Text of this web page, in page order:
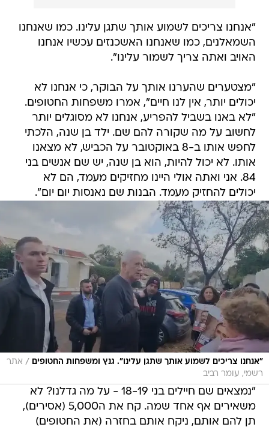
"אנחנו צריכים לשמוע אותך שתגן עלינו. כמו שאנחנו
השמאלנים, כמו שאנחנו האשכנזים עכשיו אנחנו
האויב ואתה צריך לשמור עלינו".
"מצטערים שהערנו אותך על הבוקר, כי אנחנו לא
יכולים יותר, אין לנו חיים", אמרו משפחות החטופים.
"לא באנו בשביל להפריע, אנחנו לא מסוגלים יותר
לחשוב על מה שקורה להם שם. ילד בן שנה, הלכתי
לחפש אותו ב-8 באוקטובר על הכביש, לא מצאנו
אותו. לא יכול להיות, הוא בן שנה, יש שם אנשים בני
84. אני ואתה אולי היינו מחזיקים מעמד, הם לא
יכולים להחזיק מעמד. הבנות שם נאנסות יום יום".
"אנחנו צריכים לשמוע אותך שתגן עלינו". גנץ ומשפחות החטופים / אתר
רשמי, עומר רביב
"נמצאים שם חיילים בני 18-19 - על מה גדלנו? לא
משאירים אף אחד שמה. קח את ה5,000 (אסירים),
תן להם אותם, ניקח אותם בחזרה (את החטופים)